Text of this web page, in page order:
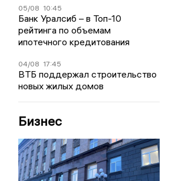
05/08 10:45
Банк Уралсиб – в Топ-10
рейтинга по объемам
ипотечного кредитования
04/08 17:45
ВТБ поддержал строительство
новых жилых домов
Бизнес